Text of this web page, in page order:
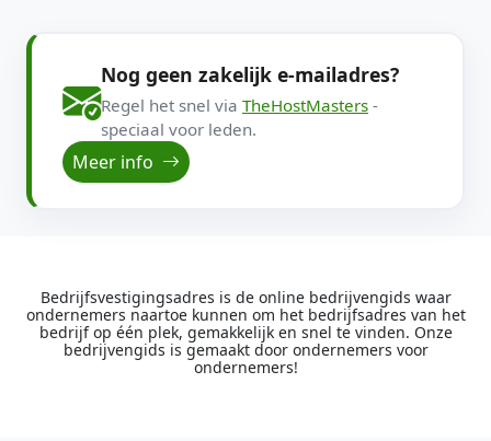
Nog geen zakelijk e-mailadres?
Regel het snel via TheHostMasters -
speciaal voor leden.
Meer info
Bedrijfsvestigingsadres is de online bedrijvengids waar
ondernemers naartoe kunnen om het bedrijfsadres van het
bedrijf op één plek, gemakkelijk en snel te vinden. Onze
bedrijvengids is gemaakt door ondernemers voor
ondernemers!